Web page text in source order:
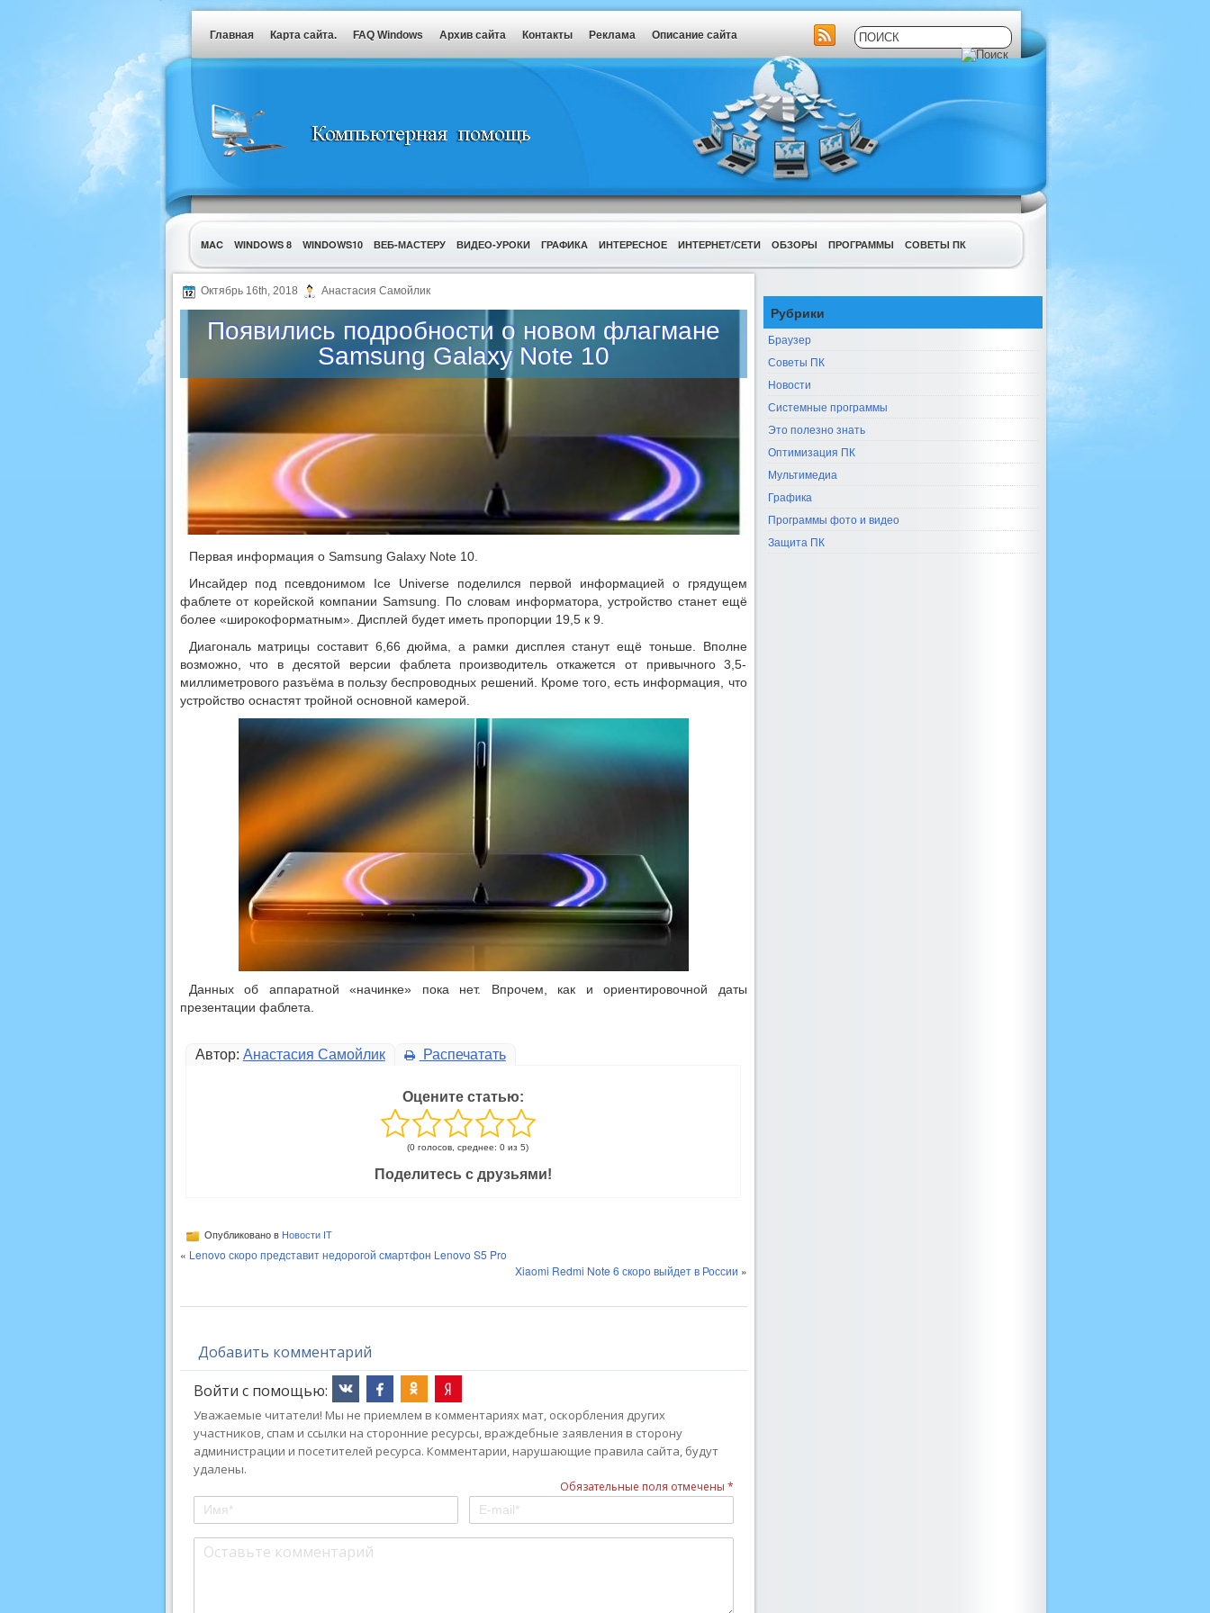
Главная Карта сайта. FAQ Windows Архив сайта Контакты Реклама Описание сайта
MAC WINDOWS 8 WINDOWS10 ВЕБ-МАСТЕРУ ВИДЕО-УРОКИ ГРАФИКА ИНТЕРЕСНОЕ ИНТЕРНЕТ/СЕТИ ОБЗОРЫ ПРОГРАММЫ СОВЕТЫ ПК
УТИЛИТЫ
Октябрь 16th, 2018 Анастасия Самойлик
Появились подробности о новом флагмане
Samsung Galaxy Note 10
Первая информация о Samsung Galaxy Note 10.
Инсайдер под псевдонимом Ice Universe поделился первой информацией о грядущем
фаблете от корейской компании Samsung. По словам информатора, устройство станет ещё
более «широкоформатным». Дисплей будет иметь пропорции 19,5 к 9.
Диагональ матрицы составит 6,66 дюйма, а рамки дисплея станут ещё тоньше. Вполне
возможно, что в десятой версии фаблета производитель откажется от привычного 3,5-
миллиметрового разъёма в пользу беспроводных решений. Кроме того, есть информация, что
устройство оснастят тройной основной камерой.
Данных об аппаратной «начинке» пока нет. Впрочем, как и ориентировочной даты
презентации фаблета.
Автор: Анастасия Самойлик Распечатать
Оцените статью:
(0 голосов, среднее: 0 из 5)
Поделитесь с друзьями!
Опубликовано в Новости IT
« Lenovo скоро представит недорогой смартфон Lenovo S5 Pro
Xiaomi Redmi Note 6 скоро выйдет в России »
Добавить комментарий
Войти с помощью:
Уважаемые читатели! Мы не приемлем в комментариях мат, оскорбления других
участников, спам и ссылки на сторонние ресурсы, враждебные заявления в сторону
администрации и посетителей ресурса. Комментарии, нарушающие правила сайта, будут
удалены.
Обязательные поля отмечены *
Рубрики
Браузер
Советы ПК
Новости
Системные программы
Это полезно знать
Оптимизация ПК
Мультимедиа
Графика
Программы фото и видео
Защита ПК